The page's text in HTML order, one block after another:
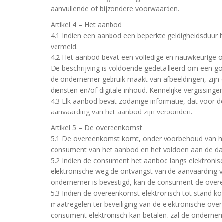
aanvullende of bijzondere voorwaarden.
Artikel 4 – Het aanbod
4.1 Indien een aanbod een beperkte
vermeld.
4.2 Het aanbod bevat een volledige en
De beschrijving is voldoende gedetailleerd om een
de ondernemer gebruik maakt van afbeeldingen,
diensten en/of digitale inhoud. Kennelijke
4.3 Elk aanbod bevat zodanige informatie, dat voor
aanvaarding van het aanbod zijn verbonden.
Artikel 5 – De overeenkomst
5.1 De overeenkomst komt, onder voorbehoud van
consument van het aanbod en het voldoen aan de
5.2 Indien de consument het aanbod langs
elektronische weg de ontvangst van de
ondernemer is bevestigd, kan de consument de
5.3 Indien de overeenkomst elektronisch tot stand
maatregelen ter beveiliging van de elektronische
consument elektronisch kan betalen, zal de